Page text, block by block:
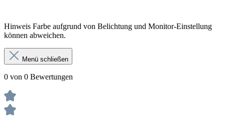
Hinweis Farbe aufgrund von Belichtung und Monitor-Einstellung
können abweichen.
Menü schließen
0 von 0 Bewertungen